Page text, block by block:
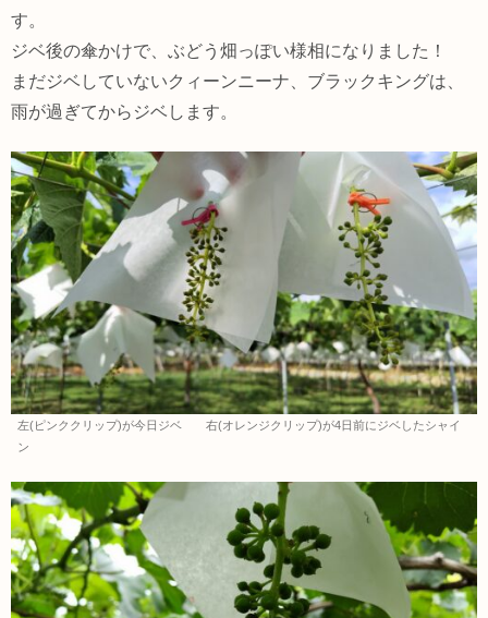
す。
ジベ後の傘かけで、ぶどう畑っぽい様相になりました！
まだジベしていないクィーンニーナ、ブラックキングは、
雨が過ぎてからジベします。
左(ピンククリップ)が今日ジベ 右(オレンジクリップ)が4日前にジベしたシャイ
ン